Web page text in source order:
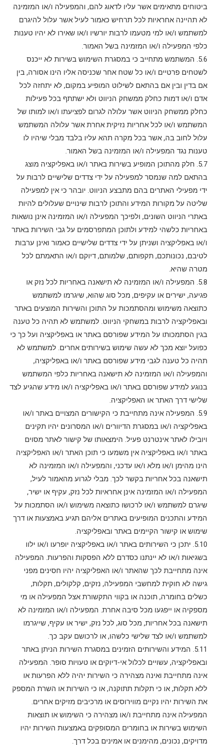
ביטוחים מתאימים אשר עליו לדאוג להם, והמפעילה ו/או המזמינה
לא תהיינה אחראיות לכל תרחיש כאמור לעיל אשר עלול להיגרם
למשתמש ו/או למי מטעמו לרבות יורשיו ו/או שאירו לא יהיו טענות
כלפי המפעילה ו/או המזמינה בשל האמור.
5.6. המשתמש מתחייב כי במסגרת השימוש בשירות לא ייכנס
לשטחים פרטיים ו/או כל שטח אחר שכניסה אליו הינו אסורה, בין
אם בדין ובין אם בהתאם לשילוט המופיע במקום, לא יתחזה לכל
אדם ו/או דמות כחלק ממשחק הניווט ולא ישתתף בכל פעילות
כחלק ממשחק הניווט אשר עלולה לגרום לפציעתו ו/או למותו של
המשתמש ו/או לכל אחריות נזיקית אחרת אשר עלולה המשתמש
עלול לחוב בה, אשר בכל מקרה תהא עליו בלבד מבלי שיהיו לו
טענות נגד המפעילה ו/או המזמינה בשל האמור.
5.7. חלק מהתוכן המופיע בשירות באתר ו/או באפליקציה מוצג
בהתאם למה שנמסר למפעילה על ידי צדדים שלישיים לרבות על
ידי מפעילי האתרים בהם מתבצע הניווט. יובהר כי אין למפעילה
שליטה על מקורות המידע והתוכן לרבות שינויים שעלולים להיות
באתרי הניווט השונים, ולפיכך המפעילה ו/או המזמינה אינן נושאות
באחריות כלשהי למידע ולתוכן המתפרסמים על גבי השירות באתר
ו/או באפליקציה ושניתן על ידי צדדים שלישיים כאמור ואינן ערבות
לטיבם, נכונותכם, תקפותם, שלמותם, דיוקם ו/או התאמתם לכל
מטרה שהיא.
5.8. המפעילה ו/או המזמינה לא תישאנה באחריות לכל נזק או
פגיעה, ישירים או עקיפים, מכל סוג שהוא, שיגרמו למשתמש
כתוצאה משימוש ומהסתמכות על התוכן והשירות המוצעים באתר
ובאפליקציה לרבות במשחקי הניווט. למשתמש לא תהיה כל טענה
בגין הסתמכותו על המידע שפורסם באתר או באפליקציה ועל כך כי
כפועל יוצא מכך לא עשה שימוש בשירותים אחרים. למשתמש לא
תהיה כל טענה לגבי מידע שפורסם באתר ו/או באפליקציה,
והמפעילה ו/או המזמינה לא תישאנה באחריות כלפי המשתמש
בנוגע למידע שפורסם באתר ו/או באפליקציה ו/או מידע שהגיע לצד
שלישי דרך האתר או האפליקציה.
5.9. המפעילה אינה מתחייבת כי הקישורים המצויים באתר ו/או
באפליקציה ו/או במסגרת הדיוורים ו/או המסרונים יהיו תקינים
ויובילו לאתר אינטרנט פעיל. הימצאותו של קישור לאתר מסוים
באתר ו/או באפליקציה אין משמעו כי תוכן האתר ו/או האפליקציה
הינו מהימן ו/או מלא ו/או עדכני, והמפעילה ו/או המזמינה לא
תישאנה בכל אחריות בקשר לכך. מבלי לגרוע מהאמור לעיל,
המפעילה ו/או המזמינה אינן אחראיות לכל נזק, עקיף או ישיר,
שיגרם למשתמש ו/או לרכושו כתוצאה משימוש ו/או הסתמכות על
המידע והתכנים המופיעים באתרים אליהם תגיע באמצעות או דרך
שימוש או קישור הקיימים באתר ובאפליקציה.
5.10. יתכן כי השירותים באתר ו/או באפליקציה יופרעו ו/או ילוו
בשגיאות ו/או לא יינתנו כסדרם ללא הפסקות והפרעות. המפעילה
אינה מתחייבת לכך שהאתר ו/או האפליקציה יהיו חסינים מפני
גישה לא חוקית למחשבי המפעילה, נזקים, קלקולים, תקלות,
כשלים בחומרה, תוכנה או בקווי התקשורת אצל המפעילה או מי
מספקיה או ייפגעו מכל סיבה אחרת. המפעילה ו/או המזמינה לא
תישאנה בכל אחריות, מכל סוג, לכל נזק, ישיר או עקיף, שייגרמו
למשתמש ו/או לצד שלישי כלשהו, או לרכושם עקב כך.
5.11. המידע והשירותים הזמינים במסגרת השירות הניתן באתר
ובאפליקציה, עשויים לכלול אי-דיוקים או טעויות סופר. המפעילה
אינה מתחייבת ואינה מצהירה כי השירות יהיה ללא הפרעות או
ללא תקלות, או כי תקלות תתוקנה, או כי השירות או השרת המספק
את השירות יהיו נקיים מווירוסים או מרכיבים מזיקים אחרים.
המפעילה אינה מתחייבת ו/או מצהירה כי השימוש או תוצאות
השימוש בשירות או בחומרים המסופקים באמצעות השירות יהיו
מדויקים, נכונים, מהימנים או אמינים בכל דרך.